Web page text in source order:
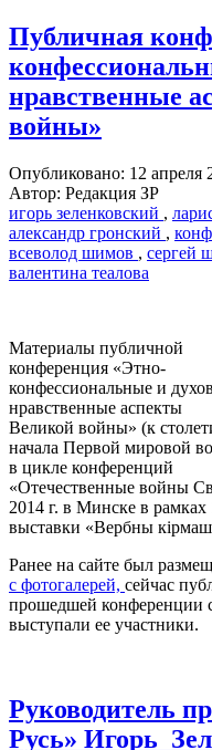
Публичная
нравственные
войны»
Опубликовано: 12 апреля
Автор: Редакция ЗР
игорь зеленковский ,
александр гронский ,
всеволод шимов , сергей
валентина теалова
Материалы публичной
конференция «Этно-
конфессиональные и
нравственные аспекты
Великой войны» (к
начала Первой мировой
в цикле конференций
«Отечественные войны
2014 г. в Минске в рамках
выставки «Вербны
Ранее на сайте был
с фотогалерей, сейчас
прошедшей конференции
выступали ее участники.
Руководитель
Русь» Игорь